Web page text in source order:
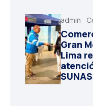
admin
Gran
Lima